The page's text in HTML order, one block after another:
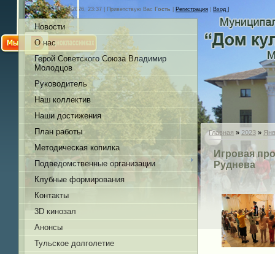
Пятница, 07.08.2026, 23:37 | Приветствую Вас Гость Регистрация Вход |
Новости
О нас
Герой Советского Союза Владимир
Молодцов
Руководитель
Наш коллектив
Наши достижения
План работы
Методическая копилка
Подведомственные организации
Клубные формирования
Контакты
3D кинозал
Анонсы
Тульское долголетие
Главная » 2023 »
Игровая
Руднева